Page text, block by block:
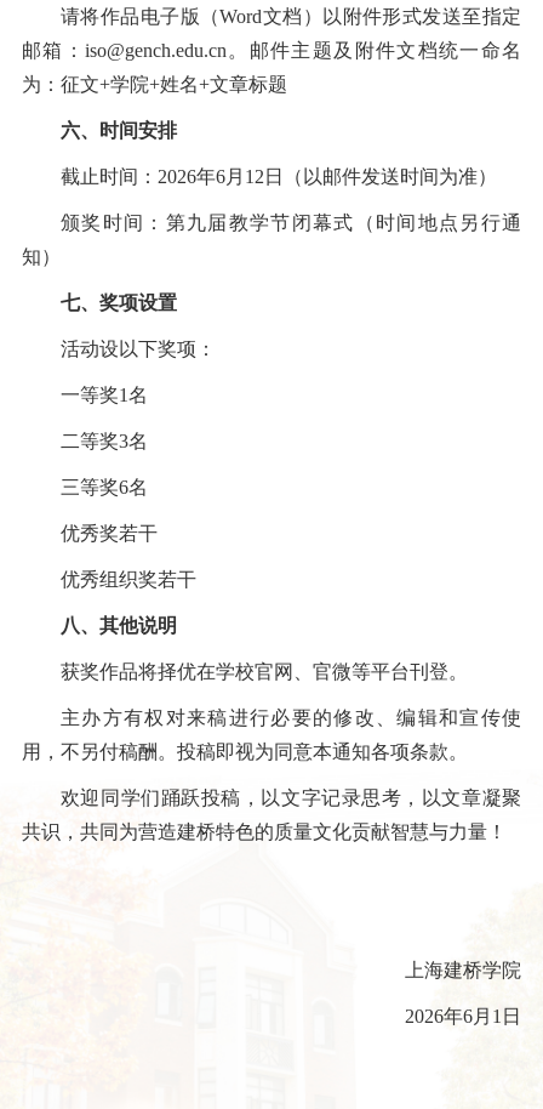
请将作品电子版（Word文档）以附件形式发送至指定
邮箱： iso@gench.edu.cn 。邮件主题及附件文档统一命名
为：征文+学院+姓名+文章标题
六、时间安排
截止时间： 2026年6月12日（以邮件发送时间为准）
颁奖时间：第九届教学节闭幕式（时间地点另行通
知）
七、奖项设置
活动设以下奖项：
一等奖1名
二等奖3名
三等奖6名
优秀奖若干
优秀组织奖若干
八、其他说明
获奖作品将择优在学校官网、官微等平台刊登。
主办方有权对来稿进行必要的修改、编辑和宣传使
用，不另付稿酬。投稿即视为同意本通知各项条款。
欢迎同学们踊跃投稿，以文字记录思考，以文章凝聚
共识，共同为营造建桥特色的质量文化贡献智慧与力量！
上海建桥学院
2026年6月1日